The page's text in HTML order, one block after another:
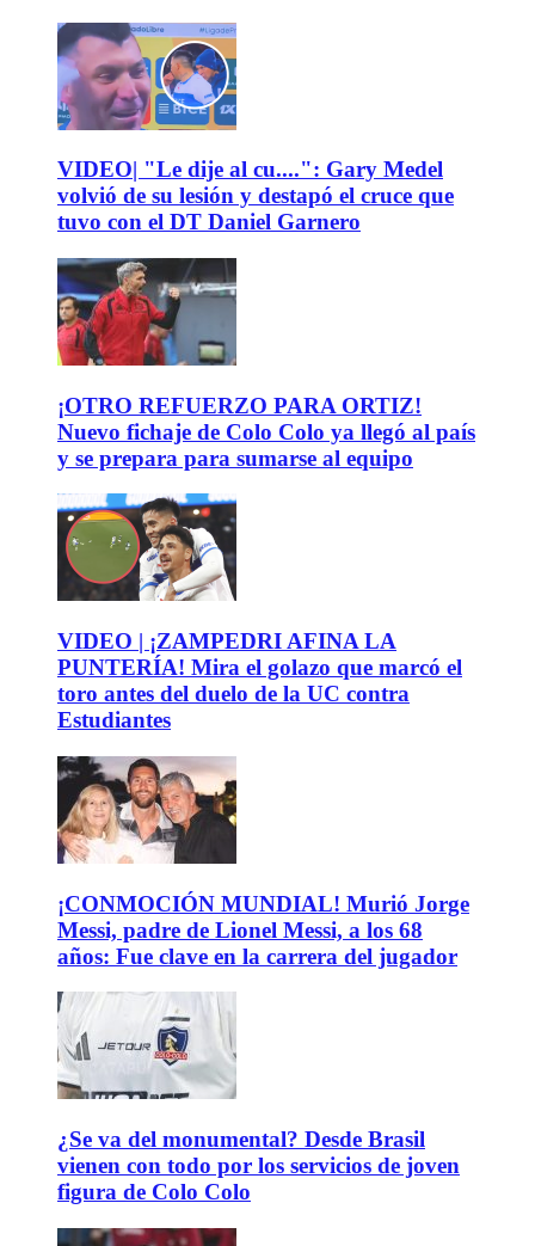
VIDEO| "Le dije al cu....": Gary Medel
volvió de su lesión y destapó el cruce que
tuvo con el DT Daniel Garnero
¡OTRO REFUERZO PARA ORTIZ!
Nuevo fichaje de Colo Colo ya llegó al país
y se prepara para sumarse al equipo
VIDEO | ¡ZAMPEDRI AFINA LA
PUNTERÍA! Mira el golazo que marcó el
toro antes del duelo de la UC contra
Estudiantes
¡CONMOCIÓN MUNDIAL! Murió Jorge
Messi, padre de Lionel Messi, a los 68
años: Fue clave en la carrera del jugador
¿Se va del monumental? Desde Brasil
vienen con todo por los servicios de joven
figura de Colo Colo